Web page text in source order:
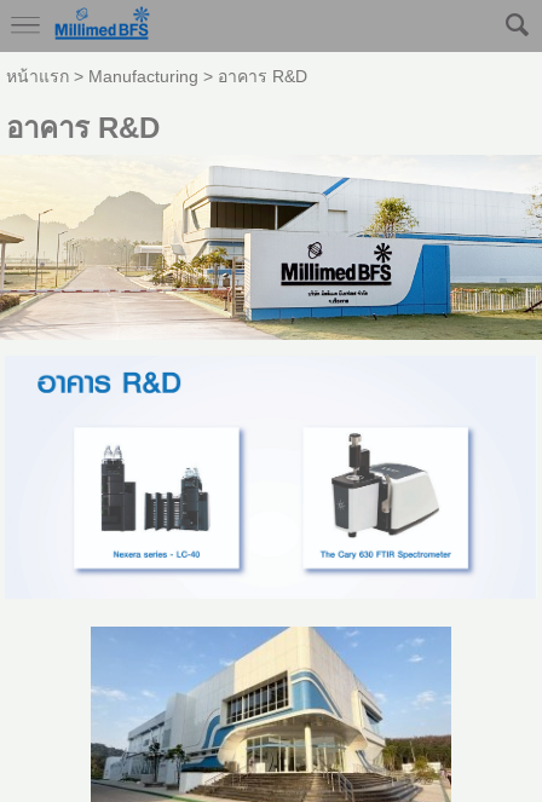
หน้าแรก> Manufacturing > อาคาร R&D
อาคาร R&D